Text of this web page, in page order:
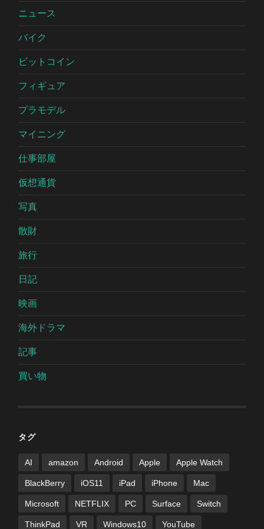
ニュース
バイク
ビットコイン
フィギュア
プラモデル
マイニング
仕事部屋
仮想通貨
写真
散財
旅行
日記
映画
海外ドラマ
記事
買い物
タグ
AI amazon Android Apple Apple Watch
BlackBerry iOS11 iPad iPhone Mac
Microsoft NETFLIX PC Surface Switch
ThinkPad VR Windows10 YouTube